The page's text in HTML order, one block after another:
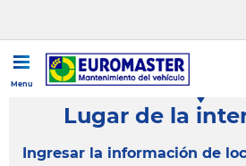
Menu
Lugar de la
Ingresar la información de